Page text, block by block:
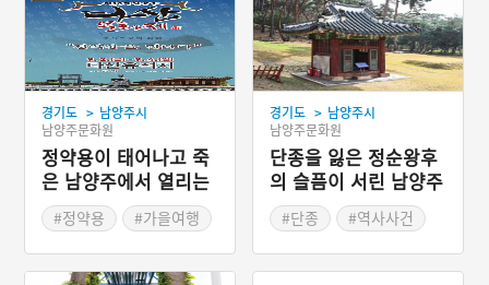
경기도 > 남양주시
남양주문화원
정약용이 태어나고 죽
은 남양주에서 열리는
다산문화제
#정약용
#가을여행
경기도 > 남양주시
남양주문화원
단종을 잃은 정순왕후
의 슬픔이 서린 남양주
사릉리
#단종
#역사사건